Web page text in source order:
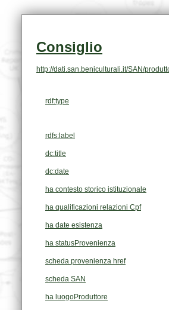
Consiglio
http://dati.san.beniculturali.it/SAN/
rdf:type
rdfs:label
dc:title
dc:date
ha contesto storico istituzionale
ha qualificazioni relazioni Cpf
ha date esistenza
ha statusProvenienza
scheda provenienza href
scheda SAN
ha luogoProduttore